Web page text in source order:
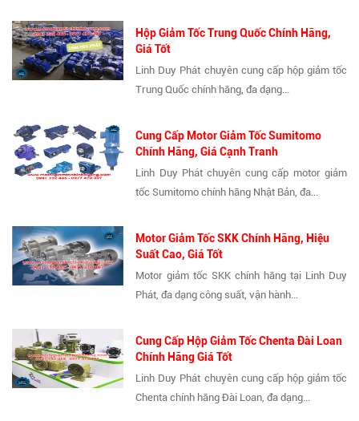
Hộp Giảm Tốc Trung Quốc Chính Hãng,
Giá Tốt
Linh Duy Phát chuyên cung cấp hộp giảm tốc
Trung Quốc chính hãng, đa dạng...
Cung Cấp Motor Giảm Tốc Sumitomo
Chính Hãng, Giá Cạnh Tranh
Linh Duy Phát chuyên cung cấp motor giảm
tốc Sumitomo chính hãng Nhật Bản, đa...
Motor Giảm Tốc SKK Chính Hãng, Hiệu
Suất Cao, Giá Tốt
Motor giảm tốc SKK chính hãng tại Linh Duy
Phát, đa dạng công suất, vận hành...
Cung Cấp Hộp Giảm Tốc Chenta Đài Loan
Chính Hãng Giá Tốt
Linh Duy Phát chuyên cung cấp hộp giảm tốc
Chenta chính hãng Đài Loan, đa dạng...